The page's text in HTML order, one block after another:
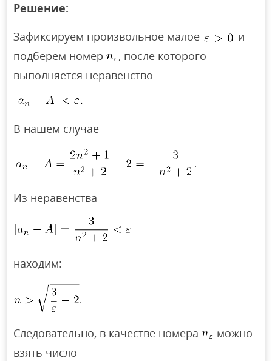
Решение:
Зафиксируем произвольное малое
и
подберем номер
, после которого
выполняется неравенство
В нашем случае
Из неравенства
находим:
Следовательно, в качестве номера
можно
взять число